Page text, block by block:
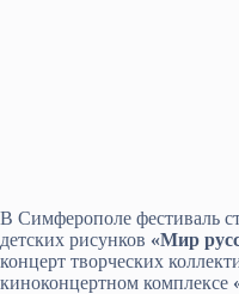
В Симферополе фестиваль
детских рисунков «Мир
концерт творческих
киноконцертном комплексе